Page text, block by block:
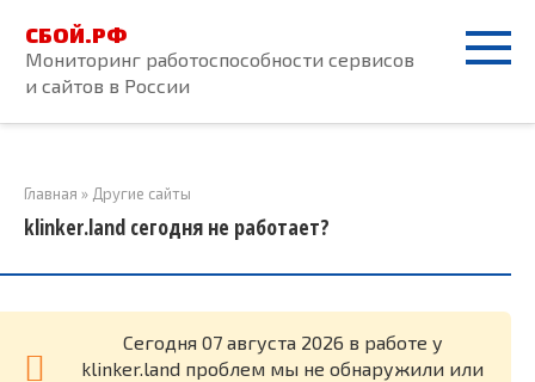
контенту
СБОЙ.РФ
Мониторинг работоспособности сервисов
и сайтов в России
Главная » Другие сайты
klinker.land сегодня не работает?
Cегодня 07 августа 2026 в работе у
klinker.land проблем мы не обнаружили или